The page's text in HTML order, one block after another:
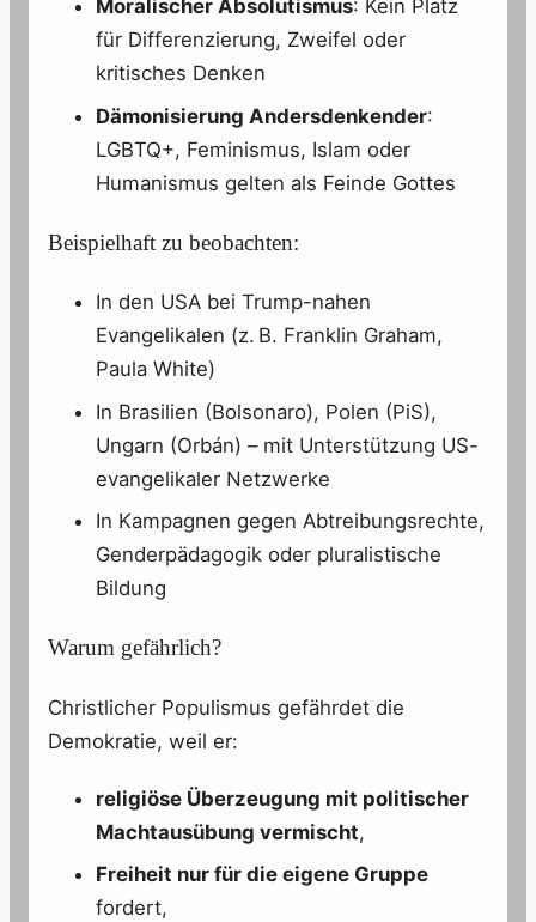
Moralischer Absolutismus: Kein Platz
für Differenzierung, Zweifel oder
kritisches Denken
Dämonisierung Andersdenkender:
LGBTQ+, Feminismus, Islam oder
Humanismus gelten als Feinde Gottes
Beispielhaft zu beobachten:
In den USA bei Trump-nahen
Evangelikalen (z. B. Franklin Graham,
Paula White)
In Brasilien (Bolsonaro), Polen (PiS),
Ungarn (Orbán) – mit Unterstützung US-
evangelikaler Netzwerke
In Kampagnen gegen Abtreibungsrechte,
Genderpädagogik oder pluralistische
Bildung
Warum gefährlich?
Christlicher Populismus gefährdet die
Demokratie, weil er:
religiöse Überzeugung mit politischer
Machtausübung vermischt,
Freiheit nur für die eigene Gruppe
fordert,